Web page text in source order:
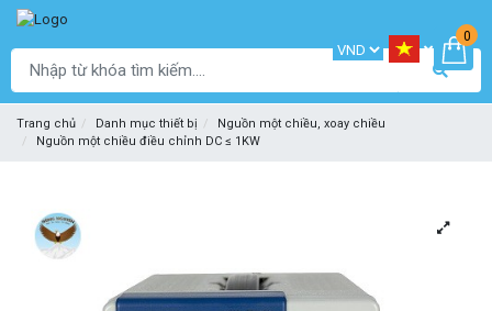
0
Trang chủ Danh mục thiết bị
Nguồn một chiều, xoay chiều
Nguồn một chiều điều chỉnh DC ≤ 1KW